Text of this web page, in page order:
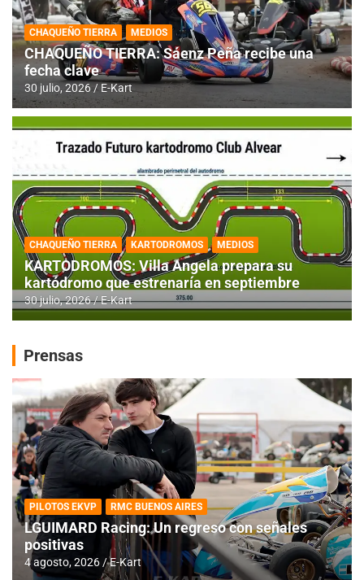
CHAQUEÑO TIERRA MEDIOS
CHAQUEÑO TIERRA: Sáenz Peña recibe una
fecha clave
30 julio, 2026 E-Kart
CHAQUEÑO TIERRA KARTODROMOS MEDIOS
KARTODROMOS: Villa Angela prepara su
kartódromo que estrenaría en septiembre
30 julio, 2026 E-Kart
Prensas
PILOTOS EKVP RMC BUENOS AIRES
LGUIMARD Racing: Un regreso con señales
positivas
4 agosto, 2026 E-Kart